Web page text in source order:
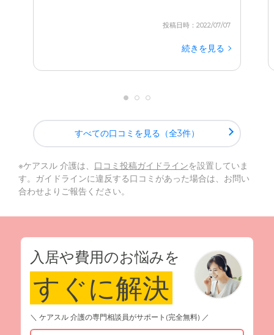
投稿日時：2022/07/07
続きを見る
すべての口コミを見る（全3件）
※ケアスル 介護は、 口コミ投稿ガイドラインを設置していま
す。ガイドラインに違反する口コミがあった場合は、お問い
合わせよりご報告ください。
入居や費用のお悩みを
すぐに解決
＼ ケアスル 介護の専門相談員がサポート(完全無料) ／